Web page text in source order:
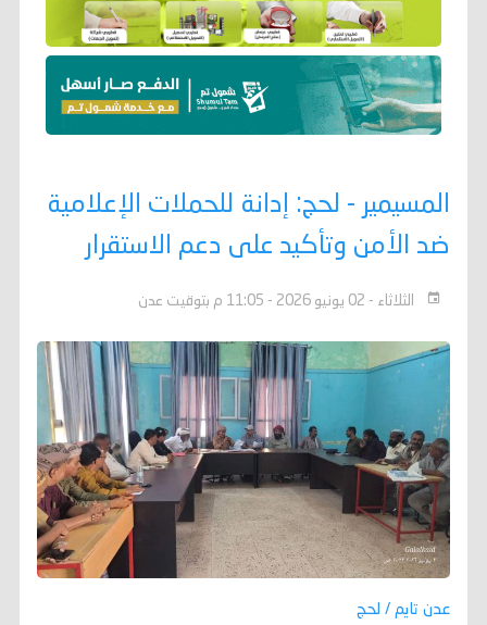
المسيمير - لحج: إدانة للحملات الإعلامية
ضد الأمن وتأكيد على دعم الاستقرار
الثلاثاء - 02 يونيو 2026 - 11:05 م بتوقيت عدن
عدن تايم / لحج